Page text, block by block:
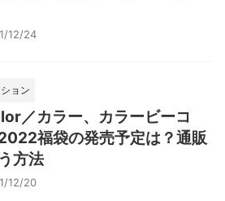
12/24
ョン
／カラー、カラービーコ
福袋の発売予定は？通販
方法
12/20